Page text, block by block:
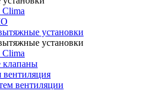
Clima
установки
установки
Clima
вентиляция
вентиляции